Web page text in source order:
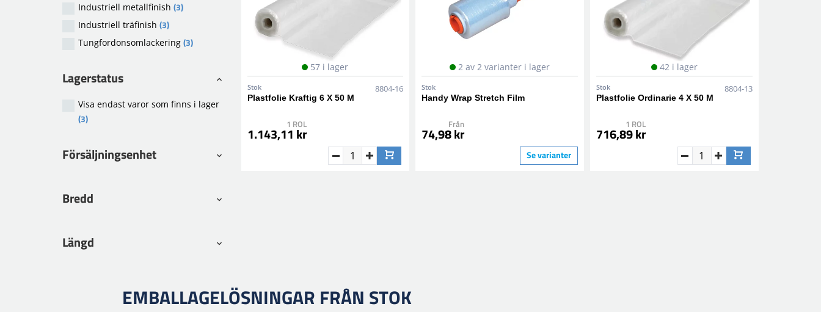
Industriell metallfinish (3)
Industriell träfinish (3)
Tungfordonsomlackering (3)
Lagerstatus
Visa endast varor som finns i lager
(3)
Försäljningsenhet
Bredd
Längd
57 i lager
Stok 8804-16
Plastfolie Kraftig 6 X 50 M
1 ROL
1.143,11 kr
2 av 2 varianter i lager
Stok
Handy Wrap Stretch Film
Från
74,98 kr
Se varianter
42 i lager
Stok 8804-13
Plastfolie Ordinarie 4 X 50 M
1 ROL
716,89 kr
EMBALLAGELÖSNINGAR FRÅN STOK